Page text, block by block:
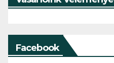
Facebook